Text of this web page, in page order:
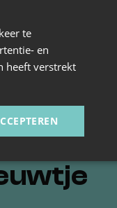
te
en
heeft verstrekt